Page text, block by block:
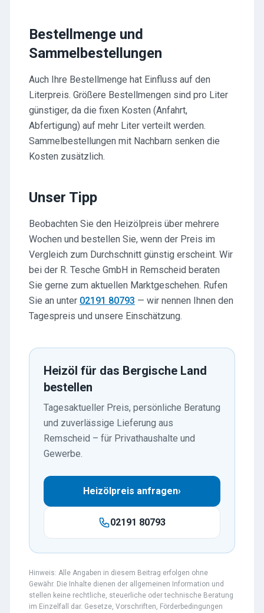
Bestellmenge und
Sammelbestellungen
Auch Ihre Bestellmenge hat Einfluss auf den
Literpreis. Größere Bestellmengen sind pro Liter
günstiger, da die fixen Kosten (Anfahrt,
Abfertigung) auf mehr Liter verteilt werden.
Sammelbestellungen mit Nachbarn senken die
Kosten zusätzlich.
Unser Tipp
Beobachten Sie den Heizölpreis über mehrere
Wochen und bestellen Sie, wenn der Preis im
Vergleich zum Durchschnitt günstig erscheint. Wir
bei der R. Tesche GmbH in Remscheid beraten
Sie gerne zum aktuellen Marktgeschehen. Rufen
Sie an unter 02191 80793 — wir nennen Ihnen den
Tagespreis und unsere Einschätzung.
Heizöl für das Bergische Land
bestellen
Tagesaktueller Preis, persönliche Beratung
und zuverlässige Lieferung aus
Remscheid – für Privathaushalte und
Gewerbe.
Heizölpreis anfragen›
02191 80793
Hinweis: Alle Angaben in diesem Beitrag erfolgen ohne
Gewähr. Die Inhalte dienen der allgemeinen Information und
stellen keine rechtliche, steuerliche oder technische Beratung
im Einzelfall dar. Gesetze, Vorschriften, Förderbedingungen